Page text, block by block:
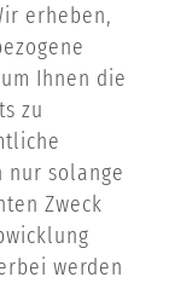
erheben,
Ihnen die
zu
nur solange
Zweck
werden